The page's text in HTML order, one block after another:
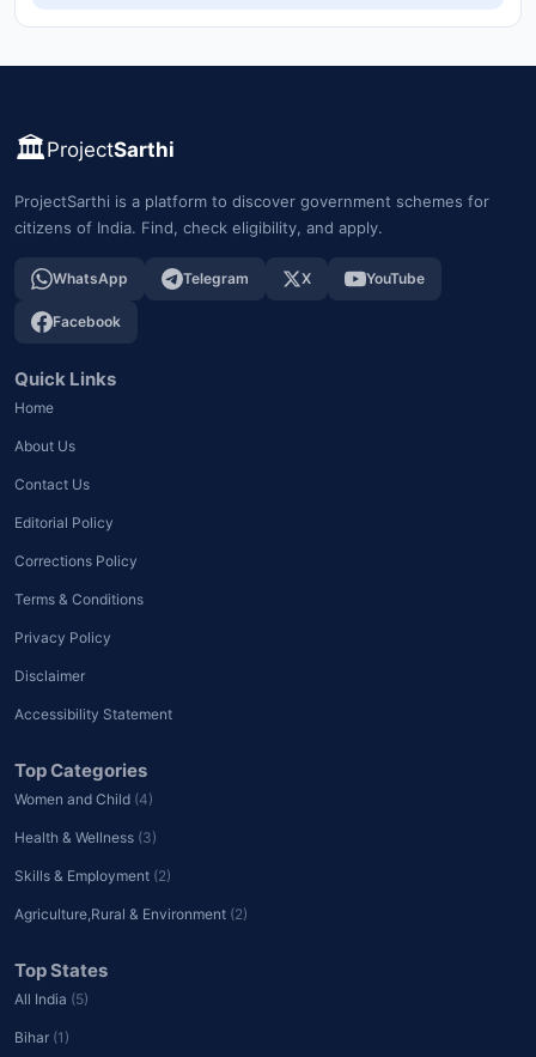
🏛️ProjectSarthi
ProjectSarthi is a platform to discover government schemes for
citizens of India. Find, check eligibility, and apply.
WhatsApp Telegram X YouTube
Facebook
Quick Links
Home
About Us
Contact Us
Editorial Policy
Corrections Policy
Terms & Conditions
Privacy Policy
Disclaimer
Accessibility Statement
Top Categories
Women and Child (4)
Health & Wellness (3)
Skills & Employment (2)
Agriculture,Rural & Environment (2)
Top States
All India (5)
Bihar (1)